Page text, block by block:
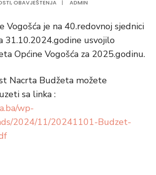
,OBAVJEŠTENJA | ADMIN
Vogošća je na 40.redovnoj sjednici
31.10.2024.godine usvojilo
Općine Vogošća za 2025.godinu.
Nacrta Budžeta možete
sa linka :
wp-
2024/11/20241101-Budzet-